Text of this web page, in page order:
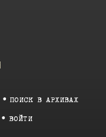
ПОИСК В АРХИВАХ
ВОЙТИ